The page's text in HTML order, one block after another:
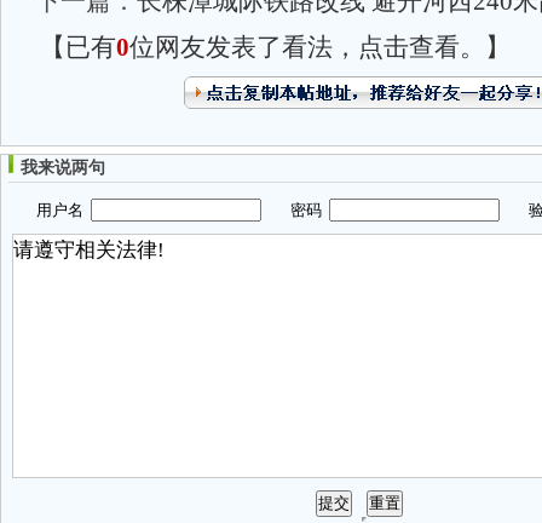
【已有0位网友发表了看法，点击查看。】
我来说两句
用户名 密码 验